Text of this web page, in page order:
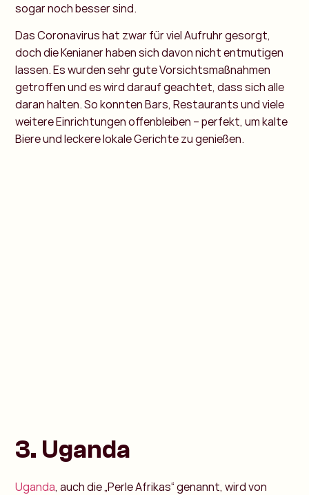
sogar noch besser sind.
Das Coronavirus hat zwar für viel Aufruhr gesorgt,
doch die Kenianer haben sich davon nicht entmutigen
lassen. Es wurden sehr gute Vorsichtsmaßnahmen
getroffen und es wird darauf geachtet, dass sich alle
daran halten. So konnten Bars, Restaurants und viele
weitere Einrichtungen offenbleiben – perfekt, um kalte
Biere und leckere lokale Gerichte zu genießen.
3. Uganda
Uganda, auch die „Perle Afrikas“ genannt, wird von